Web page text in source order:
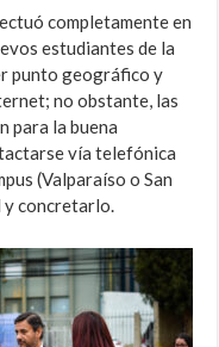
completamente en
estudiantes de la
punto geográfico y
no obstante, las
para la buena
vía telefónica
(Valparaíso o San
y concretarlo.